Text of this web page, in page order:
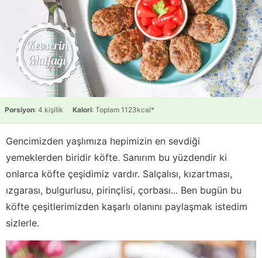
Porsiyon: 4 kişilik Kalori: Toplam 1123kcal*
Gencimizden yaşlımıza hepimizin en sevdiği
yemeklerden biridir köfte. Sanırım bu yüzdendir ki
onlarca köfte çeşidimiz vardır. Salçalısı, kızartması,
ızgarası, bulgurlusu, pirinçlisi, çorbası... Ben bugün bu
köfte çeşitlerimizden kaşarlı olanını paylaşmak istedim
sizlerle.